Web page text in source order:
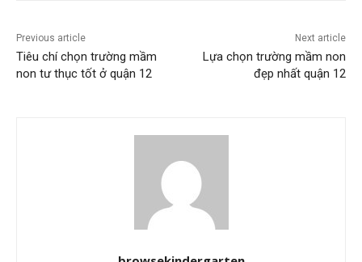
Previous article
Tiêu chí chọn trường mầm
non tư thục tốt ở quận 12
Next article
Lựa chọn trường mầm non
đẹp nhất quận 12